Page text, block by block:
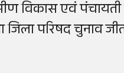
विकास एवं पंचायती
परिषद चुनाव